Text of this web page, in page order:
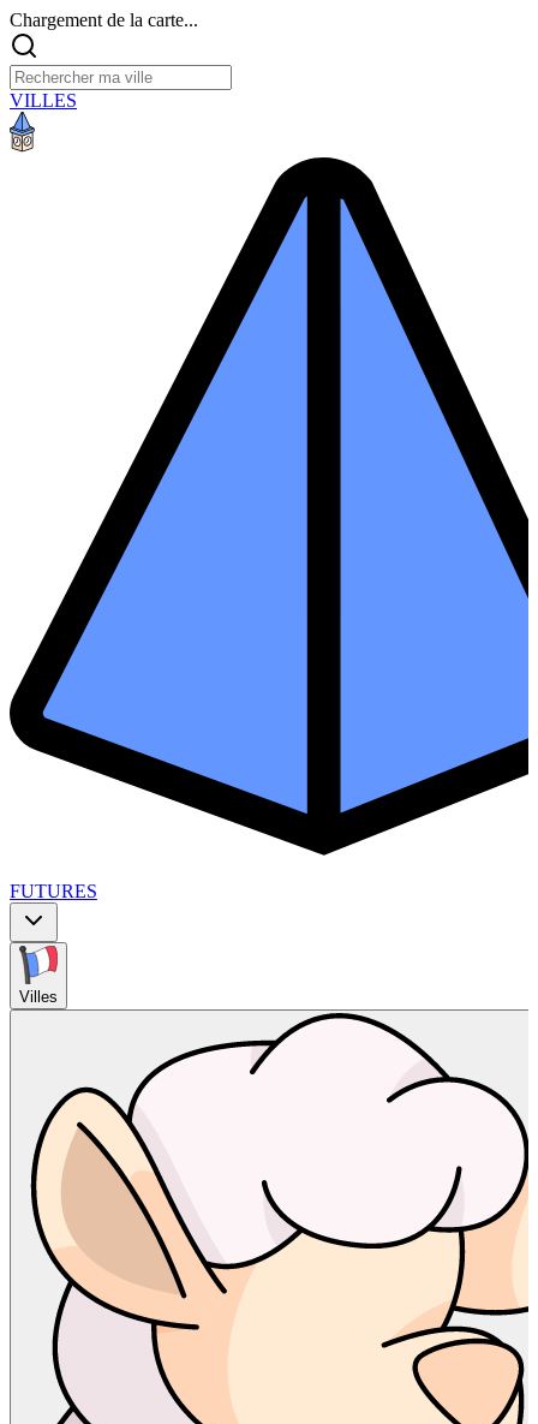
Chargement de la carte...
VILLES
FUTURES
Villes